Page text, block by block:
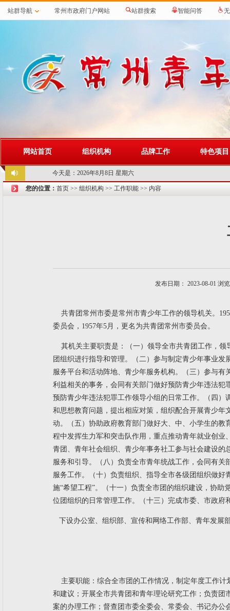
站群导航 常州市政府门户网站 站群搜索 智能问答
网站首页 组织机构 品牌工作 特色项目
今天是： 2026年8月8日 星期六
您的位置： 首页 >> 组织机构 >> 工作职能 >> 内容
发布日期： 2023-08-01 浏
共青团常州市委是常州市青少年工作的领导机关。
委员会，1957年5月，更名为共青团常州市委员会。
其机关主要职责是：
（一）领导全市共青团工作，
团组织进行指导和管理。
（二）参与制定青少年事业
服务平台和活动阵地、青少年服务机构。
（三）参与
利益相关的事务，会同有关部门做好预防青少年违法
预防青少年违法犯罪工作领导小组的日常工作。
（四
和思想教育问题，提出相应对策，组织配合开展青少
动。
（五）协助政府教育部门做好大、中、小学生的教
程中发挥生力军和突击队作用，重点推动青年就业创
青团、青年社会组织、青少年事务社工参与社会建设
服务和引导。
（八）负责全市青年统战工作，会同有
服务工作。
（十）负责组织、指导全市各级团组织做
施“希望工程”。
（十一）负责全市团的组织建设，协
位团组织的日常管理工作。
（十三）完成市委、市政
下设办公室、组织部、宣传和网络工作部、青年发展
主要职能： 综合全市团的工作情况，制定年度工作
和建议；开展全市共青团和青年理论研究工作；负责
案的办理工作；督查团市委全委会、常委会、书记办